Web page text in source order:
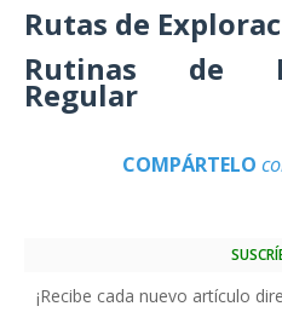
Rutas de
Rutinas de
Regular
COMPÁRTELO
¡Recibe cada nuevo artículo